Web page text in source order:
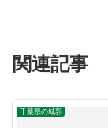
関連記事
千葉県の城郭